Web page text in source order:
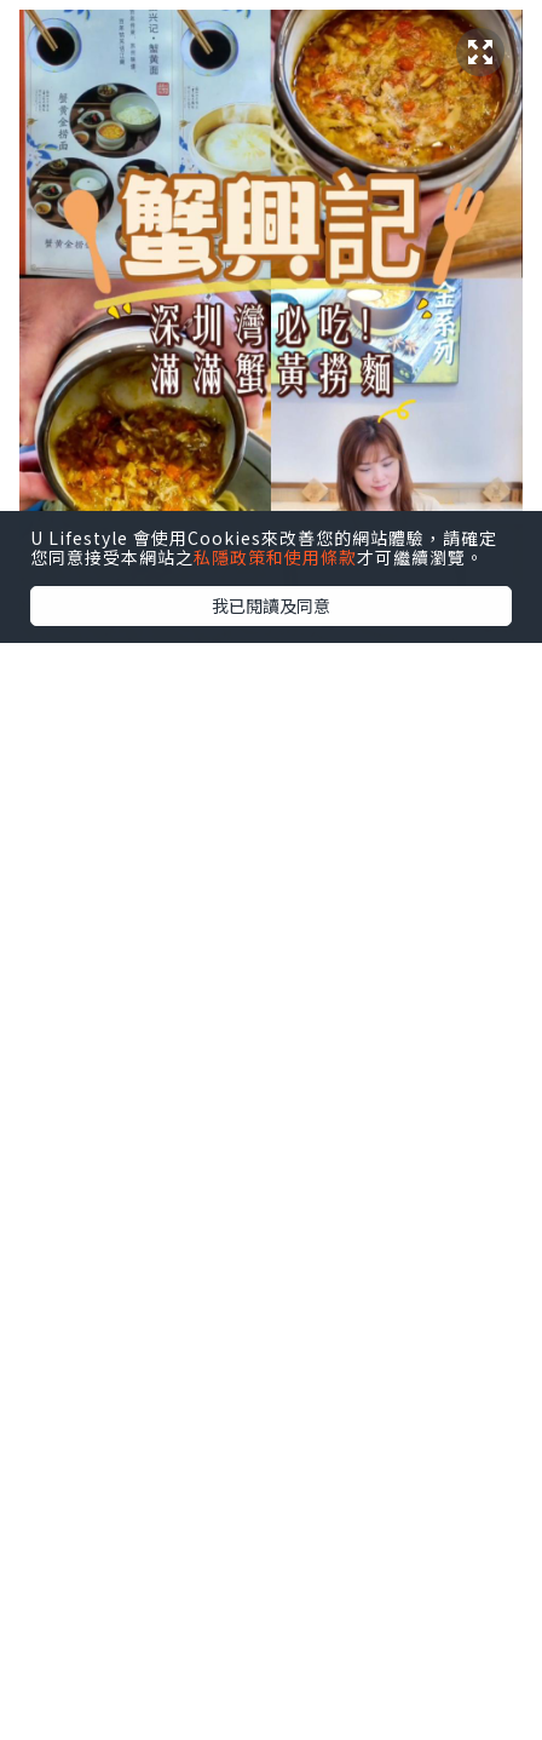
U Lifestyle 會使用Cookies來改善您的網站體驗，請確定
您同意接受本網站之私隱政策和使用條款才可繼續瀏覽。
我已閱讀及同意